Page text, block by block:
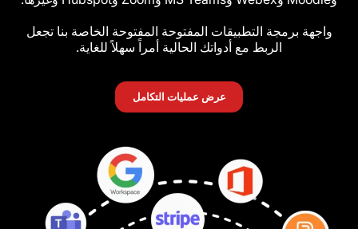
التطبيقات المفتوحة المفتوحة الخاصة بنا تجعل
مع أدواتك الحالية أمراً سهلاً للغاية.
عرض عمليات التكامل